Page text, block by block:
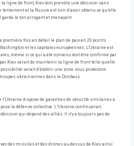
ligne de front, Kiev doit prendre une décision sans
lentement et la Russie est loin d’avoir obtenu ce qu’elle
le ton arrogant et menaçant.
première fois en détail le plan de paix en 20 points
et les capitales européennes. L'Ukraine est
même si ce qui a été convenu doit être confirmé par
Kiev serait de maintenir la ligne de front telle qu'elle
serait d’établir une zone sous protection
ukrainiennes dans le Donbass.
l’Ukraine dispose de garanties de sécurité similaires à
la défense collective. L’Ukraine continuerait
décision qui dépend des alliés. Il n'y a toujours pas de
des missiles et des drones au-dessus de Kiev, ainsi